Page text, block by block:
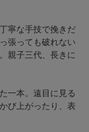
寧な手技で挽きだ
張っても破れない
親子三代、長きに
一本。遠目に見る
び上がったり、表